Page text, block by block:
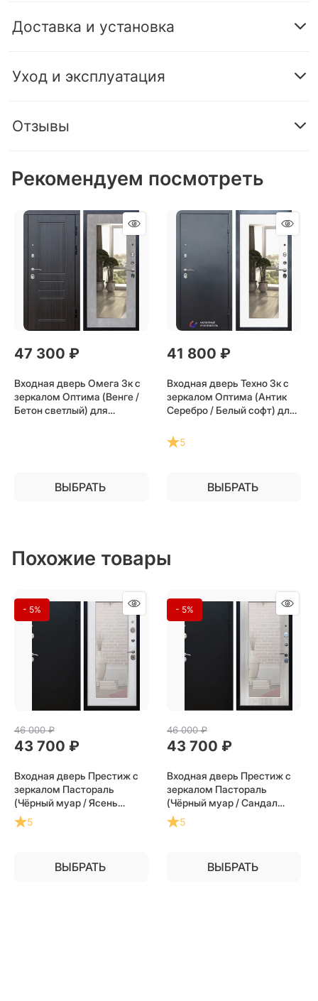
Доставка и установка
Уход и эксплуатация
Отзывы
Рекомендуем посмотреть
47 300 ₽
Входная дверь Омега 3к с
зеркалом Оптима (Венге /
Бетон светлый) для
ВЫБРАТЬ
41 800 ₽
Входная дверь Техно 3к с
зеркалом Оптима (Антик
Серебро / Белый софт) для
5
ВЫБРАТЬ
Похожие товары
- 5%
46 000 ₽
43 700 ₽
Входная дверь Престиж с
зеркалом Пастораль
(Чёрный муар / Ясень
белый) для установки в
квартиру
5
ВЫБРАТЬ
- 5%
46 000 ₽
43 700 ₽
Входная дверь Престиж с
зеркалом Пастораль
(Чёрный муар / Сандал
белый) для установки в
квартиру
5
ВЫБРАТЬ